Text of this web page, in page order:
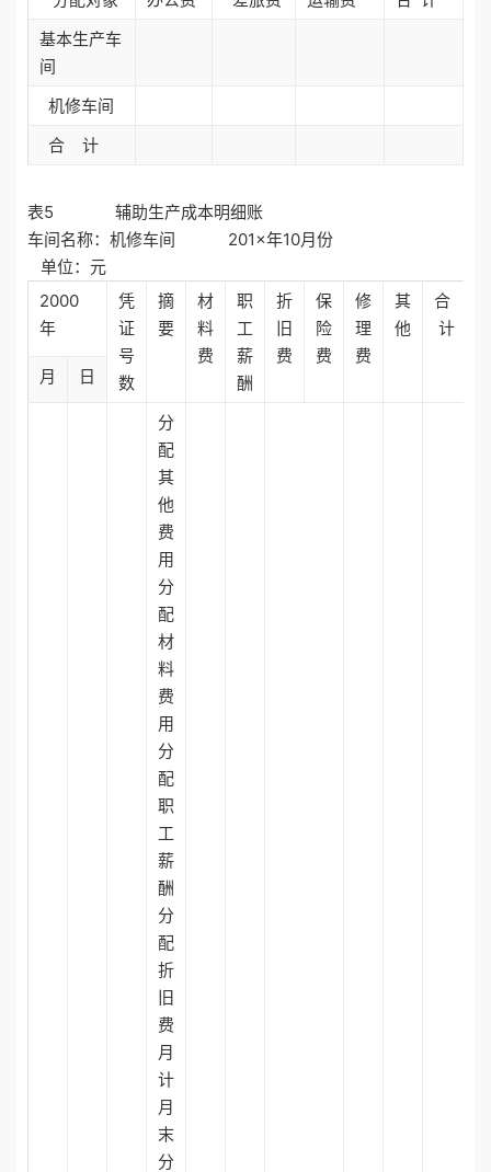
基本生产车
间
机修车间
合 计
表5 辅助生产成本明细账
车间名称：机修车间 201×年10月份
单位：元
2000
年
凭
证
号
数
摘
要
材
料
费
职
工
薪
酬
折
旧
费
保
险
费
修
理
费
其
他
合
计
月 日
分
配
其
他
费
用
分
配
材
料
费
用
分
配
职
工
薪
酬
分
配
折
旧
费
月
计
月
末
分